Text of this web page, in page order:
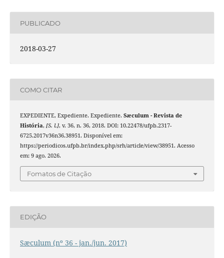
PUBLICADO
2018-03-27
COMO CITAR
EXPEDIENTE, Expediente. Expediente. Sæculum - Revista de
História, [S. l.], v. 36, n. 36, 2018. DOI: 10.22478/ufpb.2317-
6725.2017v36n36.38951. Disponível em:
https://periodicos.ufpb.br/index.php/srh/article/view/38951. Acesso
em: 9 ago. 2026.
Fomatos de Citação
EDIÇÃO
Sæculum (nº 36 - jan./jun. 2017)